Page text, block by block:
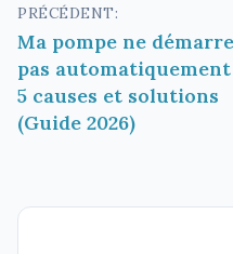
Navigation
de
l’article
PRÉCÉDENT:
Ma pompe ne démarre
pas automatiquement
5 causes et solutions
(Guide 2026)